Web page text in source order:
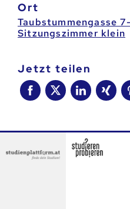
Ort
Taubstummengasse
Sitzungszimmer klein
jetzt teilen